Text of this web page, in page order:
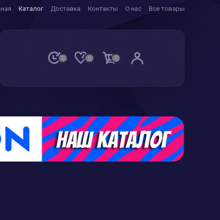
Каталог Доставка Контакты О нас Все товары
0 0 0